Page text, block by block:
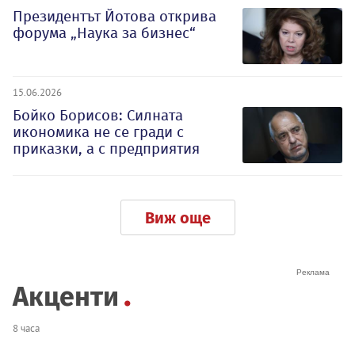
Президентът Йотова открива
форума „Наука за бизнес“
15.06.2026
Бойко Борисов: Силната
икономика не се гради с
приказки, а с предприятия
Виж още
Акценти
8 часа